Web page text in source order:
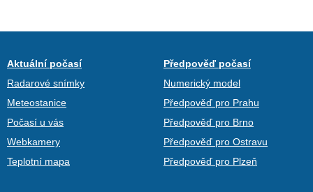
Aktuální počasí
Radarové snímky
Meteostanice
Počasí u vás
Webkamery
Teplotní mapa
Předpověď počasí
Numerický model
Předpověď pro Prahu
Předpověď pro Brno
Předpověď pro Ostravu
Předpověď pro Plzeň